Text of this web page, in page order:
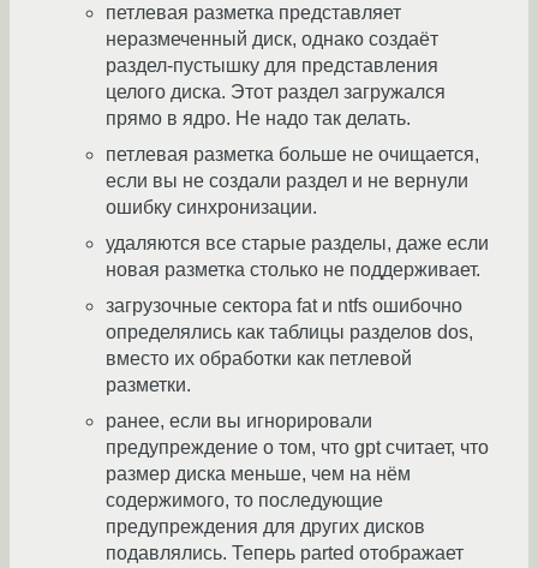
петлевая разметка представляет
неразмеченный диск, однако создаёт
раздел-пустышку для представления
целого диска. Этот раздел загружался
прямо в ядро. Не надо так делать.
петлевая разметка больше не очищается,
если вы не создали раздел и не вернули
ошибку синхронизации.
удаляются все старые разделы, даже если
новая разметка столько не поддерживает.
загрузочные сектора fat и ntfs ошибочно
определялись как таблицы разделов dos,
вместо их обработки как петлевой
разметки.
ранее, если вы игнорировали
предупреждение о том, что gpt считает, что
размер диска меньше, чем на нём
содержимого, то последующие
предупреждения для других дисков
подавлялись. Теперь parted отображает